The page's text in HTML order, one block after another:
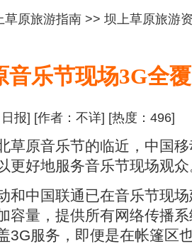
草原旅游指南 >> 坝上草原旅游
音乐节现场3G全
报] [作者：不详] [热度： 496]
原音乐节的临近，中国移
更好地服务音乐节现场观
中国联通已在音乐节现场
容量，提供所有网络传播
3G服务，即便是在帐篷区